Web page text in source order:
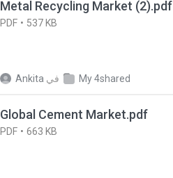
Metal Recycling Market (2).pdf
PDF 537 KB
Ankita في My 4shared
Global Cement Market.pdf
PDF 663 KB